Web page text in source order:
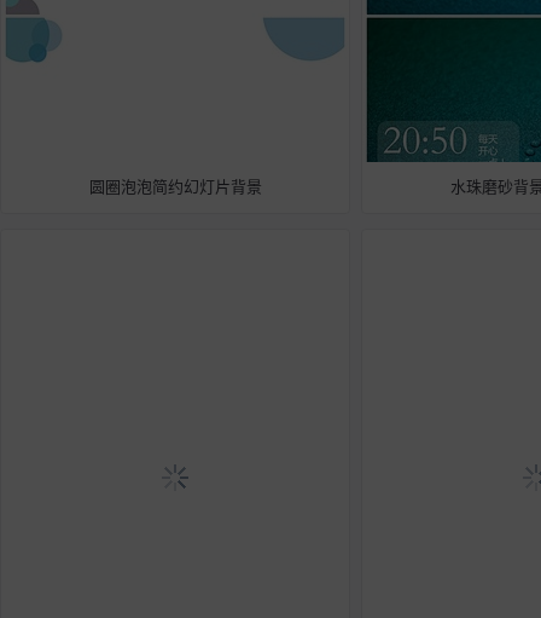
圆圈泡泡简约幻灯片背景 水珠磨砂背